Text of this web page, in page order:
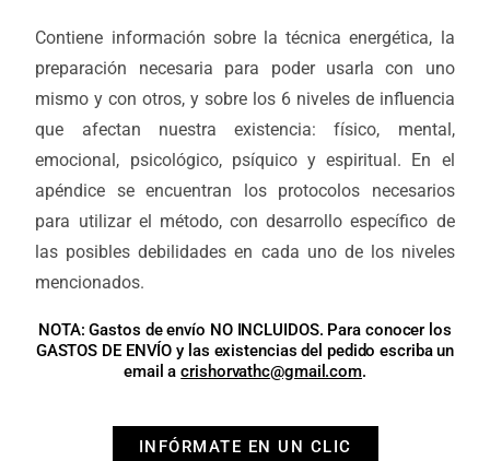
Contiene información sobre la técnica energética, la
preparación necesaria para poder usarla con uno
mismo y con otros, y sobre los 6 niveles de influencia
que afectan nuestra existencia: físico, mental,
emocional, psicológico, psíquico y espiritual. En el
apéndice se encuentran los protocolos necesarios
para utilizar el método, con desarrollo específico de
las posibles debilidades en cada uno de los niveles
mencionados.
NOTA: Gastos de envío NO INCLUIDOS. Para conocer los
GASTOS DE ENVÍO y las existencias del pedido escriba un
email acrishorvathc@gmail.com.
INFÓRMATE EN UN CLIC